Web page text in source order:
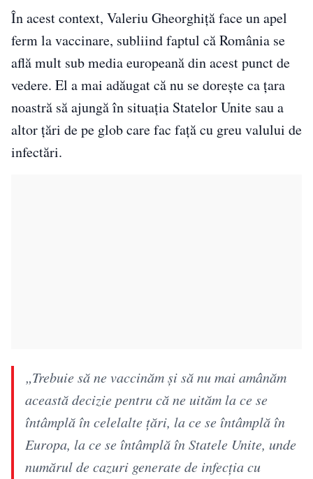
În acest context, Valeriu Gheorghiță face un apel
ferm la vaccinare, subliind faptul că România se
află mult sub media europeană din acest punct de
vedere. El a mai adăugat că nu se dorește ca țara
noastră să ajungă în situația Statelor Unite sau a
altor țări de pe glob care fac față cu greu valului de
infectări.
„Trebuie să ne vaccinăm şi să nu mai amânăm
această decizie pentru că ne uităm la ce se
întâmplă în celelalte ţări, la ce se întâmplă în
Europa, la ce se întâmplă în Statele Unite, unde
numărul de cazuri generate de infecţia cu